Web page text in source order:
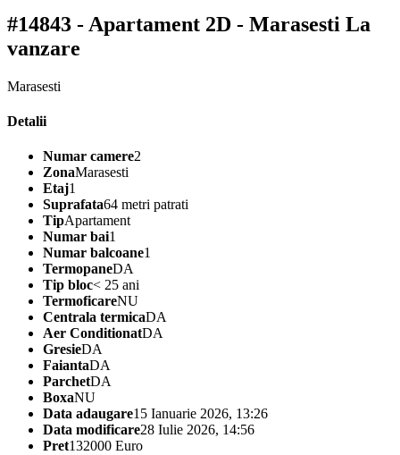
#14843 - Apartament 2D - Marasesti La
vanzare
Marasesti
Detalii
Numar camere2
ZonaMarasesti
Etaj1
Suprafata64 metri patrati
TipApartament
Numar bai1
Numar balcoane1
TermopaneDA
Tip bloc< 25 ani
TermoficareNU
Centrala termicaDA
Aer ConditionatDA
GresieDA
FaiantaDA
ParchetDA
BoxaNU
Data adaugare15 Ianuarie 2026, 13:26
Data modificare28 Iulie 2026, 14:56
Pret132000 Euro